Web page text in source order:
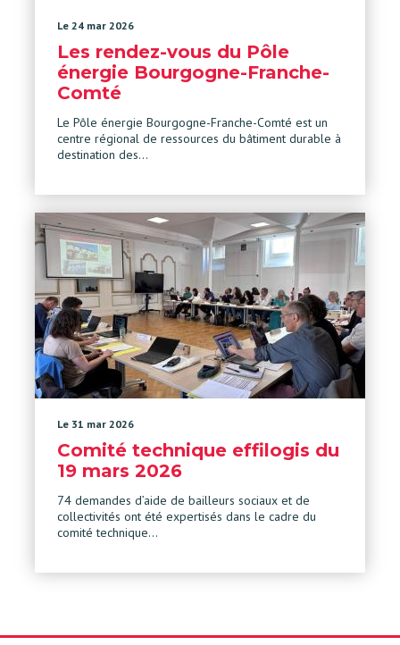
Le 24 mar 2026
Les rendez-vous du Pôle
énergie Bourgogne-Franche-
Comté
Le Pôle énergie Bourgogne-Franche-Comté est un
centre régional de ressources du bâtiment durable à
destination des…
Le 31 mar 2026
Comité technique effilogis du
19 mars 2026
74 demandes d’aide de bailleurs sociaux et de
collectivités ont été expertisés dans le cadre du
comité technique…